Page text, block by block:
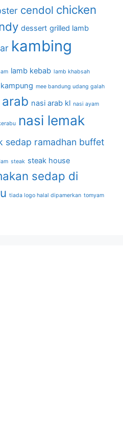
cendol chicken
dessert grilled lamb
kambing
lamb kebab lamb khabsah
mee bandung udang galah
nasi arab kl nasi ayam
nasi lemak
sedap ramadhan buffet
steak steak house
sedap di
tiada logo halal dipamerkan tomyam